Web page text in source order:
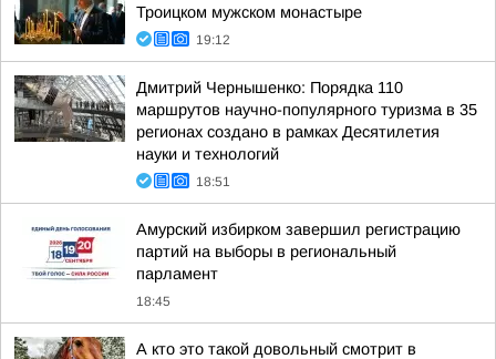
Троицком мужском монастыре
19:12
Дмитрий Чернышенко: Порядка 110
маршрутов научно-популярного туризма в 35
регионах создано в рамках Десятилетия
науки и технологий
18:51
Амурский избирком завершил регистрацию
партий на выборы в региональный
парламент
18:45
А кто это такой довольный смотрит в